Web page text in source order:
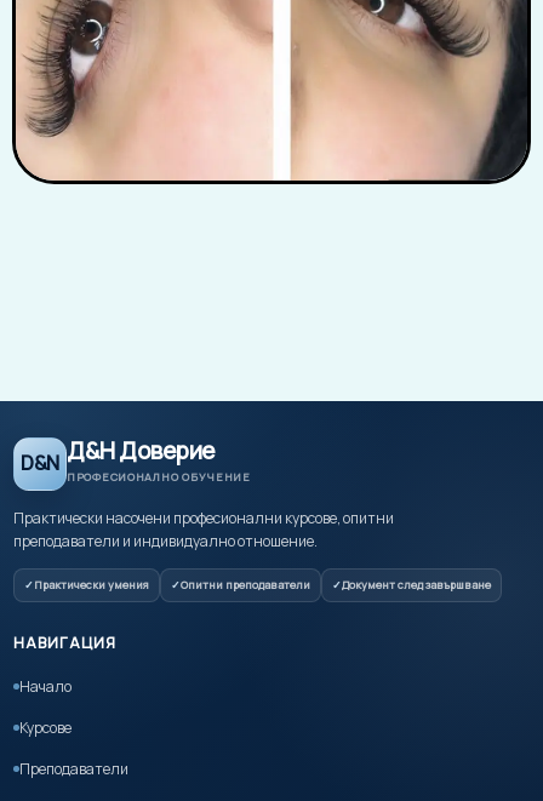
D&N Д&Н Доверие
ПРОФЕСИОНАЛНО ОБУЧЕНИЕ
Практически насочени професионални курсове, опитни
преподаватели и индивидуално отношение.
Практически умения Опитни преподаватели Документ след завършване
НАВИГАЦИЯ
Начало
Курсове
Преподаватели